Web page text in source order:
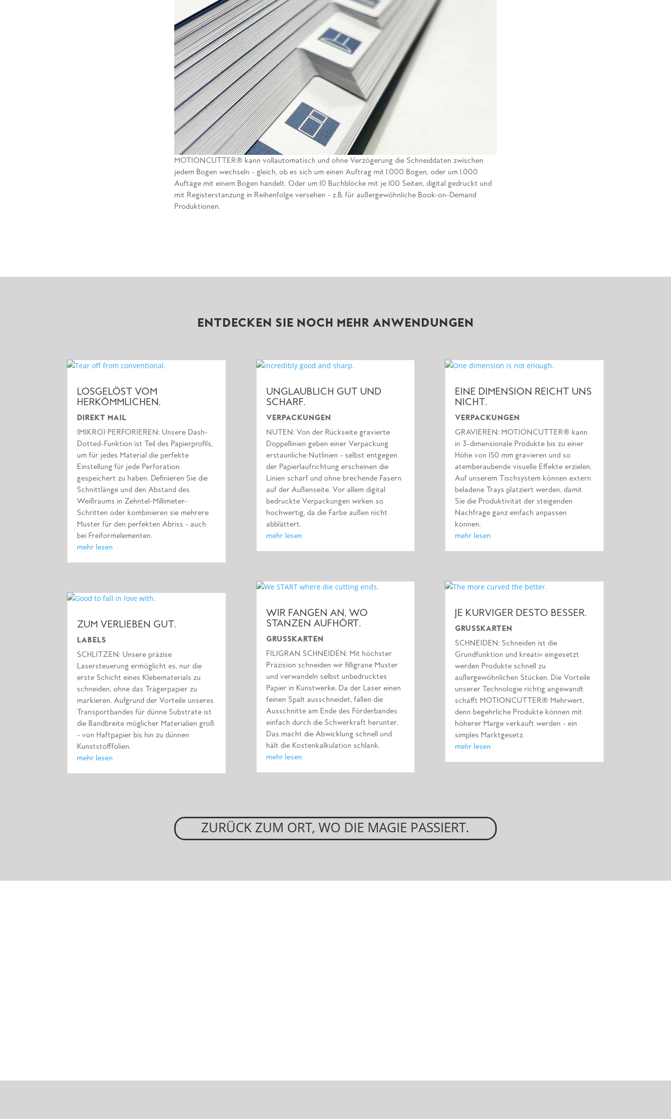
MOTIONCUTTER® kann vollautomatisch und ohne Verzögerung die Schneiddaten zwischen
jedem Bogen wechseln – gleich, ob es sich um einen Auftrag mit 1.000 Bogen, oder um 1.000
Auftäge mit einem Bogen handelt. Oder um 10 Buchblöcke mit je 100 Seiten, digital gedruckt und
mit Registerstanzung in Reihenfolge versehen – z.B. für außergewöhnliche Book-on-Demand
Produktionen.
ENTDECKEN SIE NOCH MEHR ANWENDUNGEN
LOSGELÖST VOM
HERKÖMMLICHEN.
DIREKT MAIL
(MIKRO) PERFORIEREN: Unsere Dash-
Dotted-Funktion ist Teil des Papierprofils,
um für jedes Material die perfekte
Einstellung für jede Perforation
gespeichert zu haben. Definieren Sie die
Schnittlänge und den Abstand des
Weißraums in Zehntel-Millimeter-
Schritten oder kombinieren sie mehrere
Muster für den perfekten Abriss – auch
bei Freiformelementen.
mehr lesen
ZUM VERLIEBEN GUT.
LABELS
SCHLITZEN: Unsere präzise
Lasersteuerung ermöglicht es, nur die
erste Schicht eines Klebematerials zu
schneiden, ohne das Trägerpapier zu
markieren. Aufgrund der Vorteile unseres
Transportbandes für dünne Substrate ist
die Bandbreite möglicher Materialien groß
– von Haftpapier bis hin zu dünnen
Kunststofffolien.
mehr lesen
UNGLAUBLICH GUT UND
SCHARF.
VERPACKUNGEN
NUTEN: Von der Rückseite gravierte
Doppellinien geben einer Verpackung
erstaunliche Nutlinien – selbst entgegen
der Papierlaufrichtung erscheinen die
Linien scharf und ohne brechende Fasern
auf der Außenseite. Vor allem digital
bedruckte Verpackungen wirken so
hochwertig, da die Farbe außen nicht
abblättert.
mehr lesen
WIR FANGEN AN, WO
STANZEN AUFHÖRT.
GRUSSKARTEN
FILIGRAN SCHNEIDEN: Mit höchster
Präzision schneiden wir filligrane Muster
und verwandeln selbst unbedrucktes
Papier in Kunstwerke. Da der Laser einen
feinen Spalt ausschneidet, fallen die
Ausschnitte am Ende des Förderbandes
einfach durch die Schwerkraft herunter.
Das macht die Abwicklung schnell und
hält die Kostenkalkulation schlank.
mehr lesen
EINE DIMENSION REICHT UNS
NICHT.
VERPACKUNGEN
GRAVIEREN: MOTIONCUTTER® kann
in 3-dimensionale Produkte bis zu einer
Höhe von 150 mm gravieren und so
atemberaubende visuelle Effekte erzielen.
Auf unserem Tischsystem können extern
beladene Trays platziert werden, damit
Sie die Produktivität der steigenden
Nachfrage ganz einfach anpassen
können.
mehr lesen
JE KURVIGER DESTO BESSER.
GRUSSKARTEN
SCHNEIDEN: Schneiden ist die
Grundfunktion und kreativ eingesetzt
werden Produkte schnell zu
außergewöhnlichen Stücken. Die Vorteile
unserer Technologie richtig angewandt
schafft MOTIONCUTTER® Mehrwert,
denn begehrliche Produkte können mit
höherer Marge verkauft werden – ein
simples Marktgesetz.
mehr lesen
ZURÜCK ZUM ORT, WO DIE MAGIE PASSIERT.